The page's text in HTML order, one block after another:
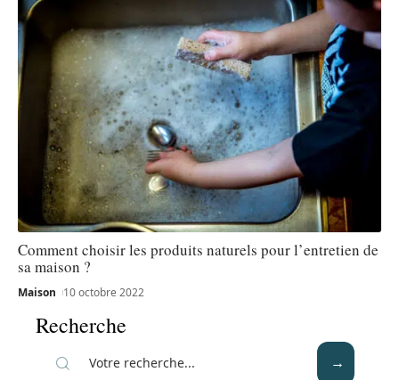
Comment choisir les produits naturels pour l’entretien de
sa maison ?
Maison 10 octobre 2022
Recherche